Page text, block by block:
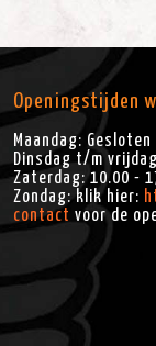
Openingstijden
Maandag: Gesloten
Dinsdag t/m
Zaterdag: 10.00 -
Zondag: klik hier:
contact voor de